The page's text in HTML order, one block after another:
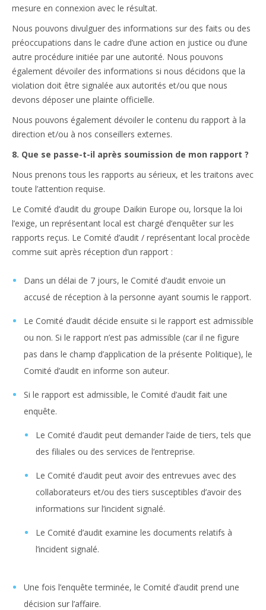
mesure en connexion avec le résultat.
Nous pouvons divulguer des informations sur des faits ou des
préoccupations dans le cadre d’une action en justice ou d’une
autre procédure initiée par une autorité. Nous pouvons
également dévoiler des informations si nous décidons que la
violation doit être signalée aux autorités et/ou que nous
devons déposer une plainte officielle.
Nous pouvons également dévoiler le contenu du rapport à la
direction et/ou à nos conseillers externes.
8. Que se passe-t-il après soumission de mon rapport ?
Nous prenons tous les rapports au sérieux, et les traitons avec
toute l’attention requise.
Le Comité d’audit du groupe Daikin Europe ou, lorsque la loi
l’exige, un représentant local est chargé d’enquêter sur les
rapports reçus. Le Comité d’audit / représentant local procède
comme suit après réception d’un rapport :
Dans un délai de 7 jours, le Comité d’audit envoie un
accusé de réception à la personne ayant soumis le rapport.
Le Comité d’audit décide ensuite si le rapport est admissible
ou non. Si le rapport n’est pas admissible (car il ne figure
pas dans le champ d’application de la présente Politique), le
Comité d’audit en informe son auteur.
Si le rapport est admissible, le Comité d’audit fait une
enquête.
Le Comité d’audit peut demander l’aide de tiers, tels que
des filiales ou des services de l’entreprise.
Le Comité d’audit peut avoir des entrevues avec des
collaborateurs et/ou des tiers susceptibles d’avoir des
informations sur l’incident signalé.
Le Comité d’audit examine les documents relatifs à
l’incident signalé.
Une fois l’enquête terminée, le Comité d’audit prend une
décision sur l’affaire.